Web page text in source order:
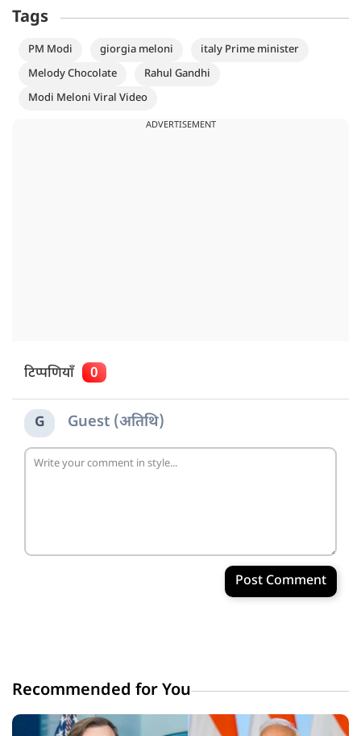
Tags
PM Modi giorgia meloni
italy Prime minister
Melody Chocolate
Rahul Gandhi
Modi Meloni Viral Video
ADVERTISEMENT
टिप्पणियाँ 0
G Guest (अतिथि)
Post Comment
Recommended for You